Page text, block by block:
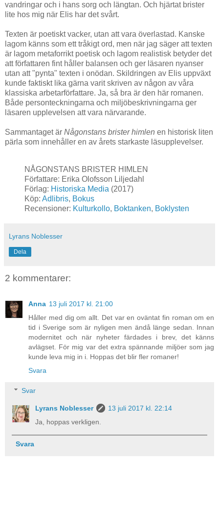
vandringar och i hans sorg och längtan. Och hjärtat brister
lite hos mig när Elis har det svårt.
Texten är poetiskt vacker, utan att vara överlastad. Kanske
lagom känns som ett tråkigt ord, men när jag säger att texten
är lagom metaforrikt poetisk och lagom realistisk betyder det
att författaren fint håller balansen och ger läsaren nyanser
utan att "pynta" texten i onödan. Skildringen av Elis uppväxt
kunde faktiskt lika gärna varit skriven av någon av våra
klassiska arbetarförfattare. Ja, så bra är den här romanen.
Både personteckningarna och miljöbeskrivningarna ger
läsaren upplevelsen att vara närvarande.
Sammantaget är Någonstans brister himlen en historisk liten
pärla som innehåller en av årets starkaste läsupplevelser.
NÅGONSTANS BRISTER HIMLEN
Författare: Erika Olofsson Liljedahl
Förlag: Historiska Media (2017)
Köp: Adlibris, Bokus
Recensioner: Kulturkollo, Boktanken, Boklysten
Lyrans Noblesser
Dela
2 kommentarer:
Anna 13 juli 2017 kl. 21:00
Håller med dig om allt. Det var en oväntat fin roman om en
tid i Sverige som är nyligen men ändå länge sedan. Innan
modernitet och när nyheter färdades i brev, det känns
avlägset. För mig var det extra spännande miljöer som jag
kunde leva mig in i. Hoppas det blir fler romaner!
Svara
Svar
Lyrans Noblesser
13 juli 2017 kl. 22:14
Ja, hoppas verkligen.
Svara